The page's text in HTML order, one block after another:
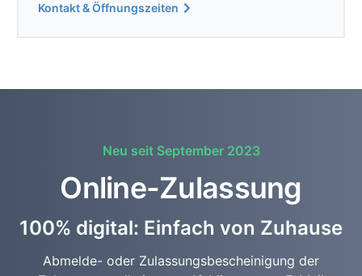
Kontakt & Öffnungszeiten
Neu seit September 2023
Online-Zulassung
100% digital: Einfach von Zuhause
Abmelde- oder Zulassungsbescheinigung der